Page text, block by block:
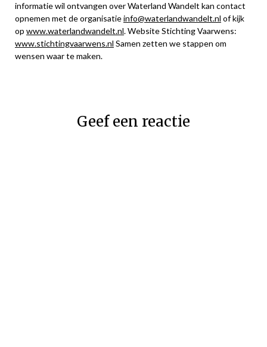
informatie wil ontvangen over Waterland Wandelt kan contact
opnemen met de organisatieinfo@waterlandwandelt.nl of kijk
op www.waterlandwandelt.nl. Website Stichting Vaarwens:
www.stichtingvaarwens.nl Samen zetten we stappen om
wensen waar te maken.
Geef een reactie